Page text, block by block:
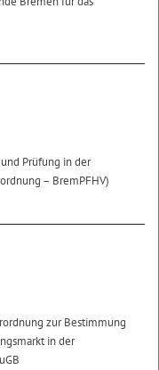
Prüfung in der
– BremPFHV)
zur Bestimmung
in der